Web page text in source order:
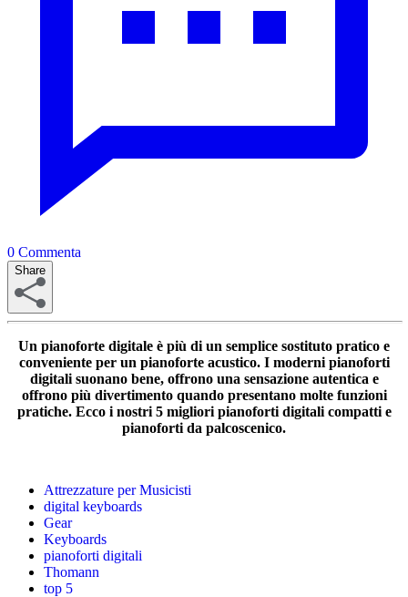
0 Commenta
Share
Un pianoforte digitale è più di un semplice sostituto pratico e
conveniente per un pianoforte acustico. I moderni pianoforti
digitali suonano bene, offrono una sensazione autentica e
offrono più divertimento quando presentano molte funzioni
pratiche. Ecco i nostri 5 migliori pianoforti digitali compatti e
pianoforti da palcoscenico.
Attrezzature per Musicisti
digital keyboards
Gear
Keyboards
pianoforti digitali
Thomann
top 5